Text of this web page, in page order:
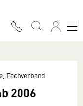
Fachverband
2006